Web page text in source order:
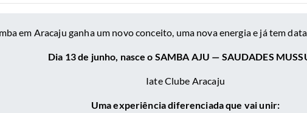
em Aracaju ganha um novo conceito, uma nova energia e já tem
Dia 13 de junho, nasce o SAMBA AJU — SAUDADES
Iate Clube Aracaju
Uma experiência diferenciada que vai unir: